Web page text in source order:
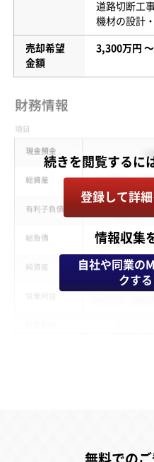
道路切断工
機材の設計
売却希望
金額
3,300万円 〜
登録して詳細
情報収集
自社や同業の
クする
無料での